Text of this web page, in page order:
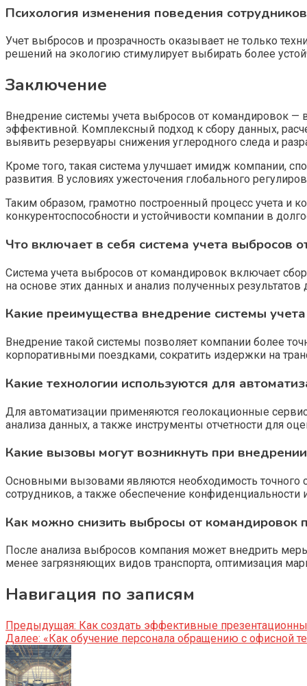
Психология изменения поведения сотрудников
Учет выбросов и прозрачность оказывает не только
решений на экологию стимулирует выбирать более
Заключение
Внедрение системы учета выбросов от командировок
эффективной. Комплексный подход к сбору данных,
выявить резервуары снижения углеродного следа и
Кроме того, такая система улучшает имидж компании,
развития. В условиях ужесточения глобального
Таким образом, грамотно построенный процесс учета и
конкурентоспособности и устойчивости компании в
Что включает в себя система учета выбросов
Система учета выбросов от командировок включает
на основе этих данных и анализ полученных
Какие преимущества внедрение системы
Внедрение такой системы позволяет компании более
корпоративными поездками, сократить издержки на
Какие технологии используются для
Для автоматизации применяются геолокационные
анализа данных, а также инструменты отчетности для
Какие вызовы могут возникнуть при
Основными вызовами являются необходимость точного
сотрудников, а также обеспечение
Как можно снизить выбросы от командировок
После анализа выбросов компания может внедрить
менее загрязняющих видов транспорта, оптимизация
Навигация по записям
Предыдущая: Как создать эффективные
Далее: «Как обучение персонала обращению с офисной